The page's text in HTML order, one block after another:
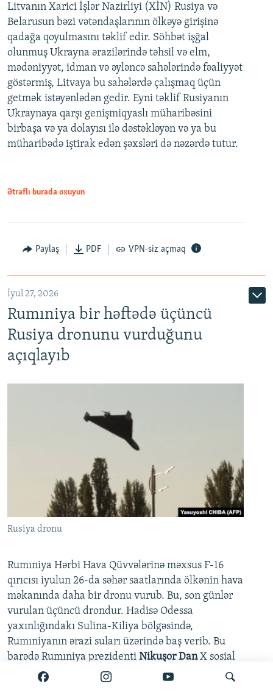
Litvanın Xarici İşlər Nazirliyi (XİN) Rusiya və
Belarusun bəzi vətəndaşlarının ölkəyə girişinə
qadağa qoyulmasını təklif edir. Söhbət işğal
olunmuş Ukrayna ərazilərində təhsil və elm,
mədəniyyət, idman və əyləncə sahələrində fəaliyyət
göstərmiş, Litvaya bu sahələrdə çalışmaq üçün
getmək istəyənlədən gedir. Eyni təklif Rusiyanın
Ukraynaya qarşı genişmiqyaslı müharibəsini
birbaşa və ya dolayısı ilə dəstəkləyən və ya bu
müharibədə iştirak edən şəxsləri də nəzərdə tutur.
Ətraflı burada oxuyun
Paylaş PDF VPN-siz açmaq
İyul 27, 2026
Rumıniya bir həftədə üçüncü
Rusiya dronunu vurduğunu
açıqlayıb
Rusiya dronu
Rumıniya Hərbi Hava Qüvvələrinə məxsus F-16
qırıcısı iyulun 26-da səhər saatlarında ölkənin hava
məkanında daha bir dronu vurub. Bu, son günlər
vurulan üçüncü drondur. Hadisə Odessa
yaxınlığındakı Sulina-Kiliya bölgəsində,
Rumıniyanın ərazi suları üzərində baş verib. Bu
barədə Rumıniya prezidenti Nikuşor DanX sosial
şəbəkəsində yazıb.